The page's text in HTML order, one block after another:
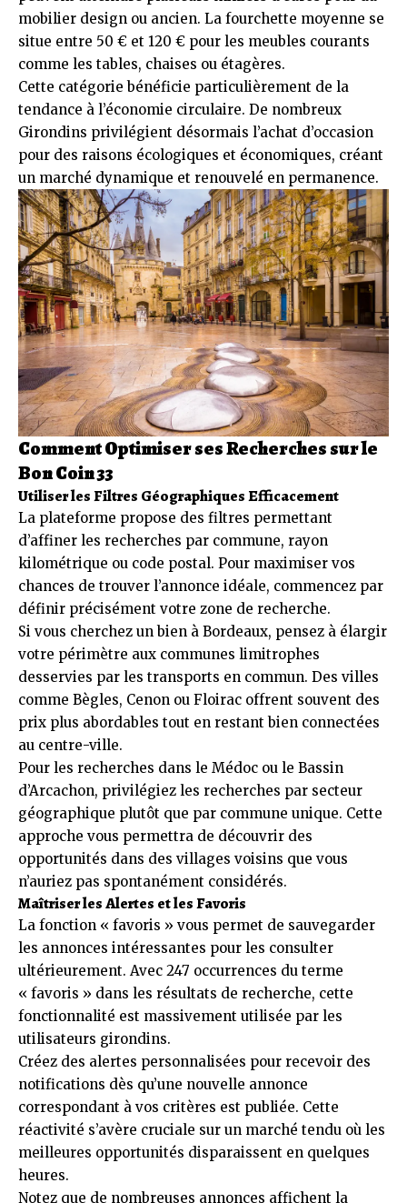
mobilier design ou ancien. La fourchette moyenne se
situe entre 50 € et 120 € pour les meubles courants
comme les tables, chaises ou étagères.
Cette catégorie bénéficie particulièrement de la
tendance à l’économie circulaire. De nombreux
Girondins privilégient désormais l’achat d’occasion
pour des raisons écologiques et économiques, créant
un marché dynamique et renouvelé en permanence.
Comment Optimiser ses Recherches sur le
Bon Coin 33
Utiliser les Filtres Géographiques Efficacement
La plateforme propose des filtres permettant
d’affiner les recherches par commune, rayon
kilométrique ou code postal. Pour maximiser vos
chances de trouver l’annonce idéale, commencez par
définir précisément votre zone de recherche.
Si vous cherchez un bien à Bordeaux, pensez à élargir
votre périmètre aux communes limitrophes
desservies par les transports en commun. Des villes
comme Bègles, Cenon ou Floirac offrent souvent des
prix plus abordables tout en restant bien connectées
au centre-ville.
Pour les recherches dans le Médoc ou le Bassin
d’Arcachon, privilégiez les recherches par secteur
géographique plutôt que par commune unique. Cette
approche vous permettra de découvrir des
opportunités dans des villages voisins que vous
n’auriez pas spontanément considérés.
Maîtriser les Alertes et les Favoris
La fonction « favoris » vous permet de sauvegarder
les annonces intéressantes pour les consulter
ultérieurement. Avec 247 occurrences du terme
« favoris » dans les résultats de recherche, cette
fonctionnalité est massivement utilisée par les
utilisateurs girondins.
Créez des alertes personnalisées pour recevoir des
notifications dès qu’une nouvelle annonce
correspondant à vos critères est publiée. Cette
réactivité s’avère cruciale sur un marché tendu où les
meilleures opportunités disparaissent en quelques
heures.
Notez que de nombreuses annonces affichent la